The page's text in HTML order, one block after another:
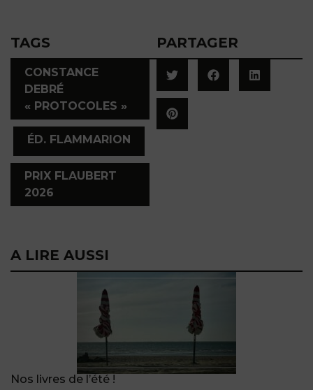
TAGS
CONSTANCE
DEBRÉ
« PROTOCOLES »
ÉD. FLAMMARION
PRIX FLAUBERT
2026
PARTAGER
A LIRE AUSSI
Nos livres de l’été !